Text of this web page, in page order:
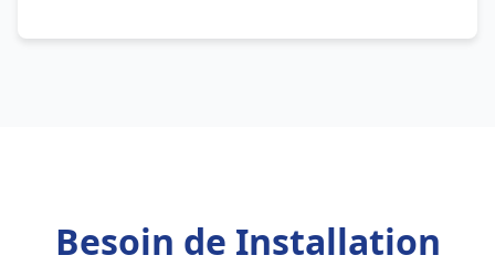
Besoin de Installation